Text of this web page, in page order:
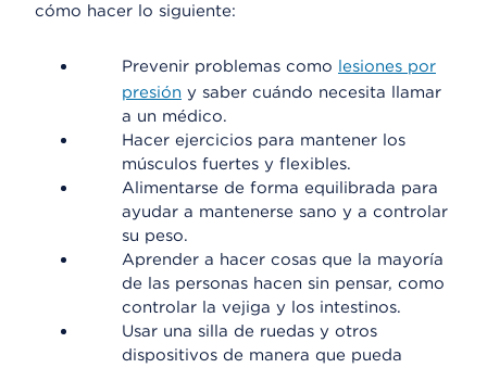
cómo hacer lo siguiente:
Prevenir problemas como lesiones por
presión y saber cuándo necesita llamar
a un médico.
Hacer ejercicios para mantener los
músculos fuertes y flexibles.
Alimentarse de forma equilibrada para
ayudar a mantenerse sano y a controlar
su peso.
Aprender a hacer cosas que la mayoría
de las personas hacen sin pensar, como
controlar la vejiga y los intestinos.
Usar una silla de ruedas y otros
dispositivos de manera que pueda